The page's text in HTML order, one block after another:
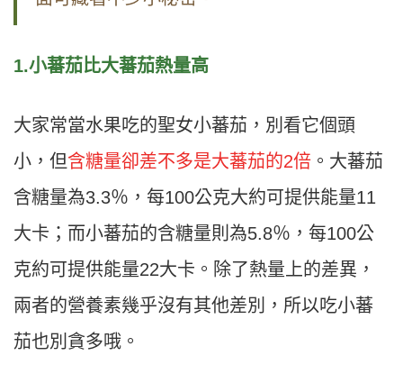
1.小蕃茄比大蕃茄熱量高
大家常當水果吃的聖女小蕃茄，別看它個頭
小，但含糖量卻差不多是大蕃茄的2倍 。大蕃茄
含糖量為3.3％，每100公克大約可提供能量11
大卡；而小蕃茄的含糖量則為5.8％，每100公
克約可提供能量22大卡。除了熱量上的差異，
兩者的營養素幾乎沒有其他差別，所以吃小蕃
茄也別貪多哦。